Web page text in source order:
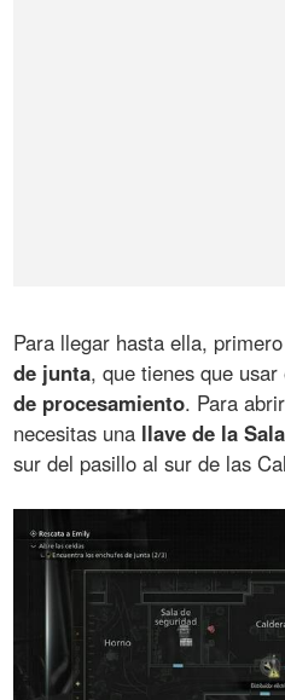
Para llegar hasta ella,
de junta, que tienes que usar
de procesamiento. Para
necesitas una llave de la
sur del pasillo al sur de las